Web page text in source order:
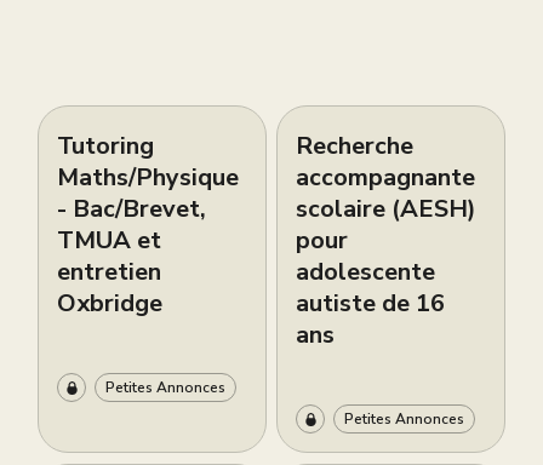
Tutoring
Maths/Physique
- Bac/Brevet,
TMUA et
entretien
Oxbridge
Petites Annonces
Recherche
accompagnante
scolaire (AESH)
pour
adolescente
autiste de 16
ans
Petites Annonces